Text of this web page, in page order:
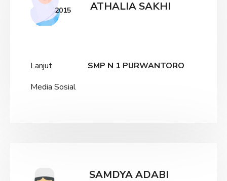
2015
ATHALIA SAKHI
Lanjut
SMP N 1 PURWANTORO
Media Sosial
SAMDYA ADABI